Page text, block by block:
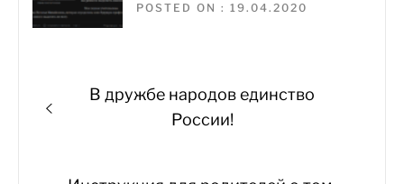
POSTED ON : 19.04.2020
Навигация
по
Previous
В дружбе народов единство
России!